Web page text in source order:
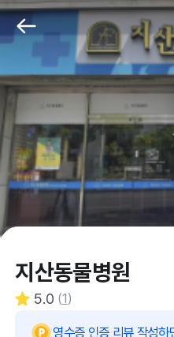
지산동물병원
5.0 (1)
영수증 인증 리뷰 작성